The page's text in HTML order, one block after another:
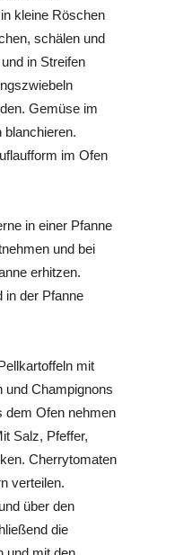
kleine Röschen
schälen und
in Streifen
Gemüse im
blanchieren.
im Ofen
in einer Pfanne
und bei
erhitzen.
in der Pfanne
mit
und Champignons
dem Ofen nehmen
Salz, Pfeffer,
Cherrytomaten
verteilen.
über den
die